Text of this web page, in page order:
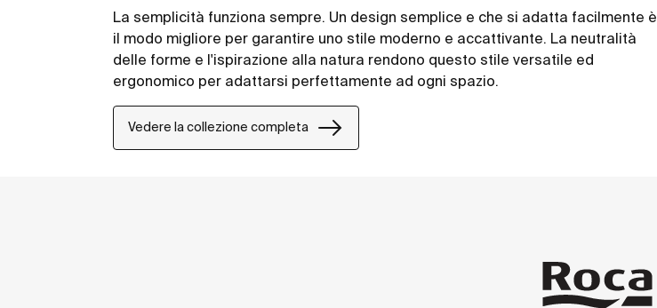
La semplicità funziona sempre. Un design semplice e che si adatta facilmente è
il modo migliore per garantire uno stile moderno e accattivante. La neutralità
delle forme e l'ispirazione alla natura rendono questo stile versatile ed
ergonomico per adattarsi perfettamente ad ogni spazio.
Vedere la collezione completa